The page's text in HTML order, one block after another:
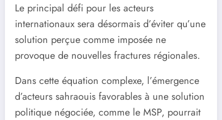
Le principal défi pour les acteurs
internationaux sera désormais d’éviter qu’une
solution perçue comme imposée ne
provoque de nouvelles fractures régionales.
Dans cette équation complexe, l’émergence
d’acteurs sahraouis favorables à une solution
politique négociée, comme le MSP, pourrait